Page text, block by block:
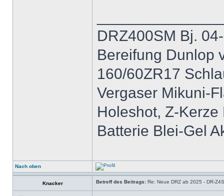
DRZ400SM Bj.
Bereifung Dunlop
160/60ZR17
Vergaser Mikuni-
Holeshot, Z-Kerze
Batterie Blei-Gel
Nach oben
Knacker Betreff des Beitrags: Re: Neue DRZ ab 2025 - DR-